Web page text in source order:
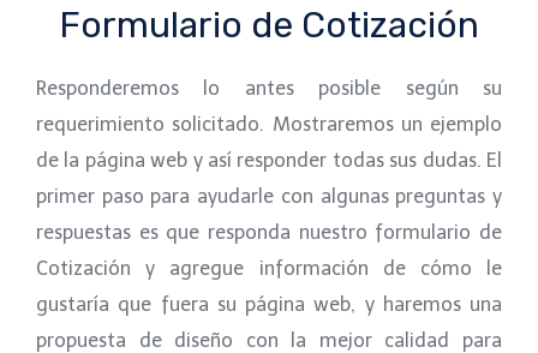
Formulario de Cotización
Responderemos lo antes posible según su
requerimiento solicitado. Mostraremos un ejemplo
de la página web y así responder todas sus dudas. El
primer paso para ayudarle con algunas preguntas y
respuestas es que responda nuestro formulario de
Cotización y agregue información de cómo le
gustaría que fuera su página web, y haremos una
propuesta de diseño con la mejor calidad para